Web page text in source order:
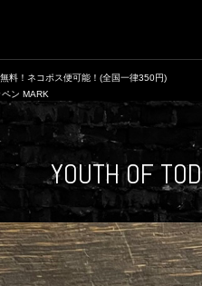
料！ネコポス便可能！(全国一律350円)
ン MARK
YOUTH OF